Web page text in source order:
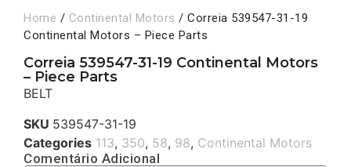
Home / Continental Motors / Correia 539547-31-19
Continental Motors – Piece Parts
Correia 539547-31-19 Continental Motors
– Piece Parts
BELT
SKU 539547-31-19
Categories 113, 350, 58, 98, Continental Motors
Comentário Adicional